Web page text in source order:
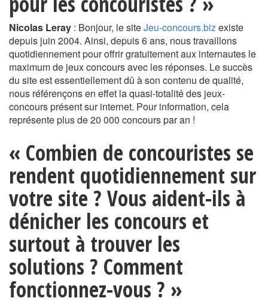
Nicolas Leray : Bonjour, le siteJeu-concours.bizexiste
depuis juin 2004. Ainsi, depuis 6 ans, nous travaillons
quotidiennement pour offrir gratuitement aux internautes le
maximum de jeux concours avec les réponses. Le succès
du site est essentiellement dû à son contenu de qualité,
nous référençons en effet la quasi-totalité des jeux-
concours présent sur internet. Pour information, cela
représente plus de 20 000 concours par an !
« Combien de concouristes se
rendent quotidiennement sur
votre site ? Vous aident-ils à
dénicher les concours et
surtout à trouver les
solutions ? Comment
fonctionnez-vous ? »